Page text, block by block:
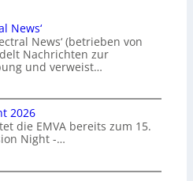
News‘
News‘ (betrieben von
Nachrichten zur
und verweist…
2026
die EMVA bereits zum 15.
Night -…